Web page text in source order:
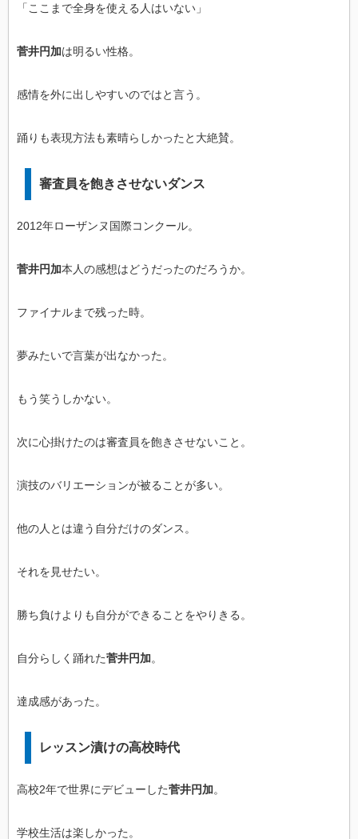
「ここまで全身を使える人はいない」
菅井円加は明るい性格。
感情を外に出しやすいのではと言う。
踊りも表現方法も素晴らしかったと大絶賛。
審査員を飽きさせないダンス
2012年ローザンヌ国際コンクール。
菅井円加本人の感想はどうだったのだろうか。
ファイナルまで残った時。
夢みたいで言葉が出なかった。
もう笑うしかない。
次に心掛けたのは審査員を飽きさせないこと。
演技のバリエーションが被ることが多い。
他の人とは違う自分だけのダンス。
それを見せたい。
勝ち負けよりも自分ができることをやりきる。
自分らしく踊れた菅井円加。
達成感があった。
レッスン漬けの高校時代
高校2年で世界にデビューした菅井円加。
学校生活は楽しかった。